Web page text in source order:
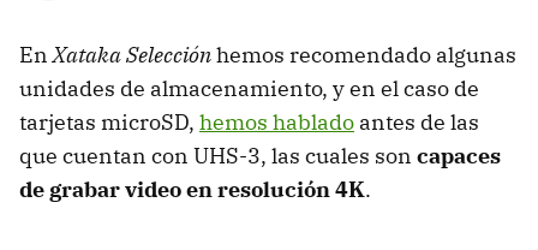
EnXataka Selecciónhemos recomendado algunas
unidades de almacenamiento, y en el caso de
tarjetas microSD, hemos hablado antes de las
que cuentan con UHS-3, las cuales son capaces
de grabar video en resolución 4K.